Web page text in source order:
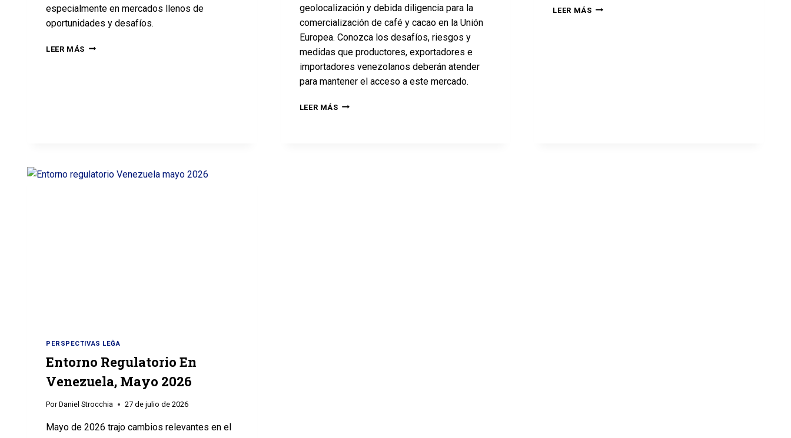
especialmente en mercados llenos de
oportunidades y desafíos.
LEER MÁS
geolocalización y debida diligencia para la
comercialización de café y cacao en la Unión
Europea. Conozca los desafíos, riesgos y
medidas que productores, exportadores e
importadores venezolanos deberán atender
para mantener el acceso a este mercado.
LEER MÁS
LEER MÁS
PERSPECTIVAS LEĜA
Entorno Regulatorio En
Venezuela, Mayo 2026
Por Daniel Strocchia 27 de julio de 2026
Mayo de 2026 trajo cambios relevantes en el